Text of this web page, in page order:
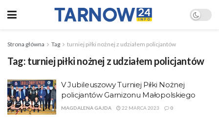
Strona główna Tag turniej piłki nożnej z udziałem policjantów
Tag: turniej piłki nożnej z udziałem policjantów
V Jubileuszowy Turniej Piłki Nożnej
policjantów Garnizonu Małopolskiego
MAGDALENA GAJDA 22 MARCA 2023 0